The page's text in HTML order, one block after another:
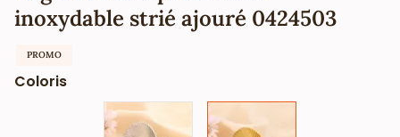
inoxydable strié ajouré 0424503
PROMO
Coloris